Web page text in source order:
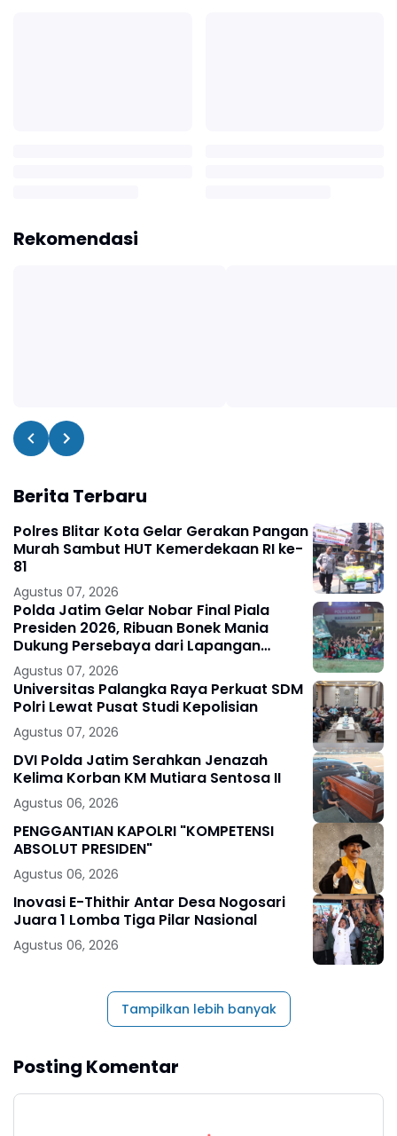
Rekomendasi
Berita Terbaru
Polres Blitar Kota Gelar Gerakan Pangan
Murah Sambut HUT Kemerdekaan RI ke-
81
Agustus 07, 2026
Polda Jatim Gelar Nobar Final Piala
Presiden 2026, Ribuan Bonek Mania
Dukung Persebaya dari Lapangan
Mapolda
Agustus 07, 2026
Universitas Palangka Raya Perkuat SDM
Polri Lewat Pusat Studi Kepolisian
Agustus 07, 2026
DVI Polda Jatim Serahkan Jenazah
Kelima Korban KM Mutiara Sentosa II
Agustus 06, 2026
PENGGANTIAN KAPOLRI "KOMPETENSI
ABSOLUT PRESIDEN"
Agustus 06, 2026
Inovasi E-Thithir Antar Desa Nogosari
Juara 1 Lomba Tiga Pilar Nasional
Agustus 06, 2026
Tampilkan lebih banyak
Posting Komentar